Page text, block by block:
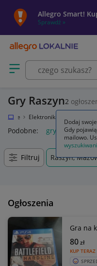
Allegro Smart!
Sprawdź »
Otwórz menu z kategoriami
Gry Raszyn2
Elektronika
Podobne: gry gry ps5
Filtruj Raszyn,
Ogłoszenia
Gra na
KUP TERAZ
80zł
Dodaj
Gdy
mailowo.